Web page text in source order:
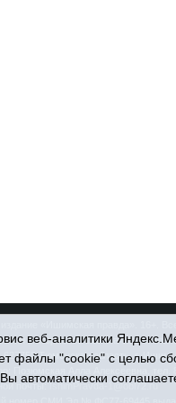
материалов ссылка
627750 Тюменская область, г.
почты:IshimPravda-1@obl72.ru
веб-аналитики
файлы "cookie" с целью
автоматически